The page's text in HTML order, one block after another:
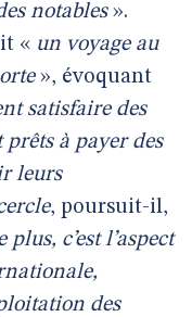
notables».
« un voyage au
», évoquant
satisfaire des
à payer des
leurs
, poursuit-il,
c’est l’aspect
des